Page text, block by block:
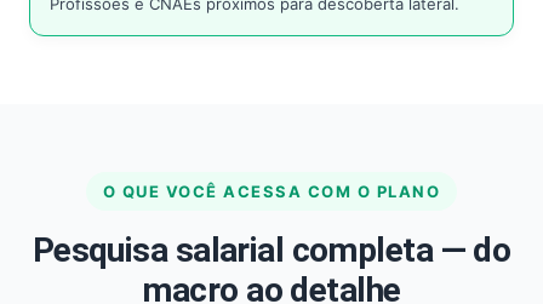
O QUE VOCÊ ACESSA COM O PLANO
Pesquisa salarial completa — do
macro ao detalhe